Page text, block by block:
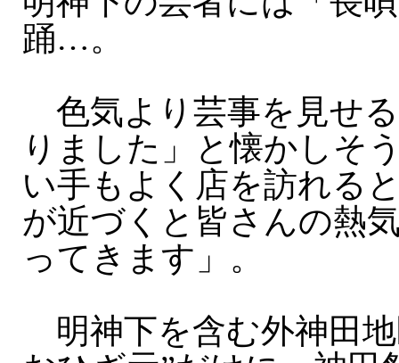
踊…。
色気より芸事を見せ
りました」と懐かしそ
い手もよく店を訪れる
が近づくと皆さんの熱
ってきます」。
明神下を含む外神田